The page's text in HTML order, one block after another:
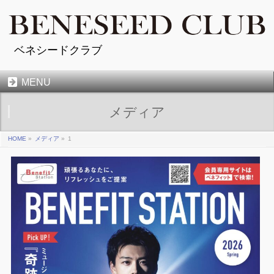
ベネシードクラブ
MENU
メディア
HOME » メディア » 1